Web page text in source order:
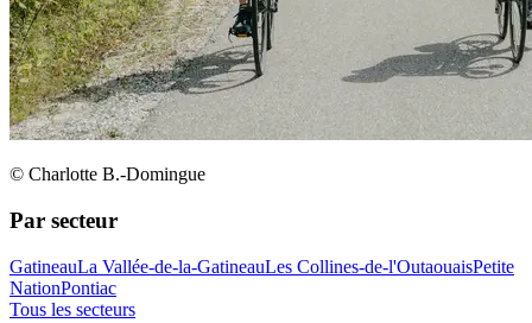
© Charlotte B.-Domingue
Par secteur
GatineauLa Vallée-de-la-GatineauLes Collines-de-l'OutaouaisPetite
NationPontiac
Tous les secteurs